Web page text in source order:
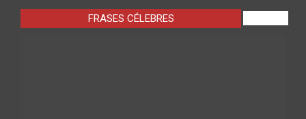
FRASES CÉLEBRES